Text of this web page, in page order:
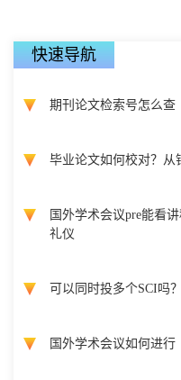
快速导航
期刊论文检索号怎么查
毕业论文如何校对？从
国外学术会议pre能看
礼仪
可以同时投多个SCI吗
国外学术会议如何进行